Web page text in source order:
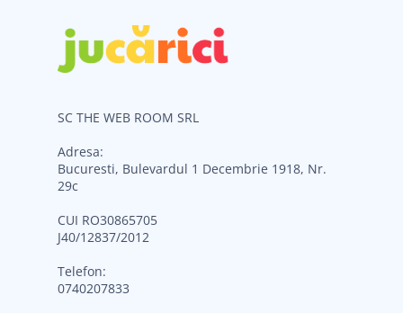
SC THE WEB ROOM SRL
Adresa:
Bucuresti, Bulevardul 1 Decembrie 1918, Nr.
29c
CUI RO30865705
J40/12837/2012
Telefon:
0740207833